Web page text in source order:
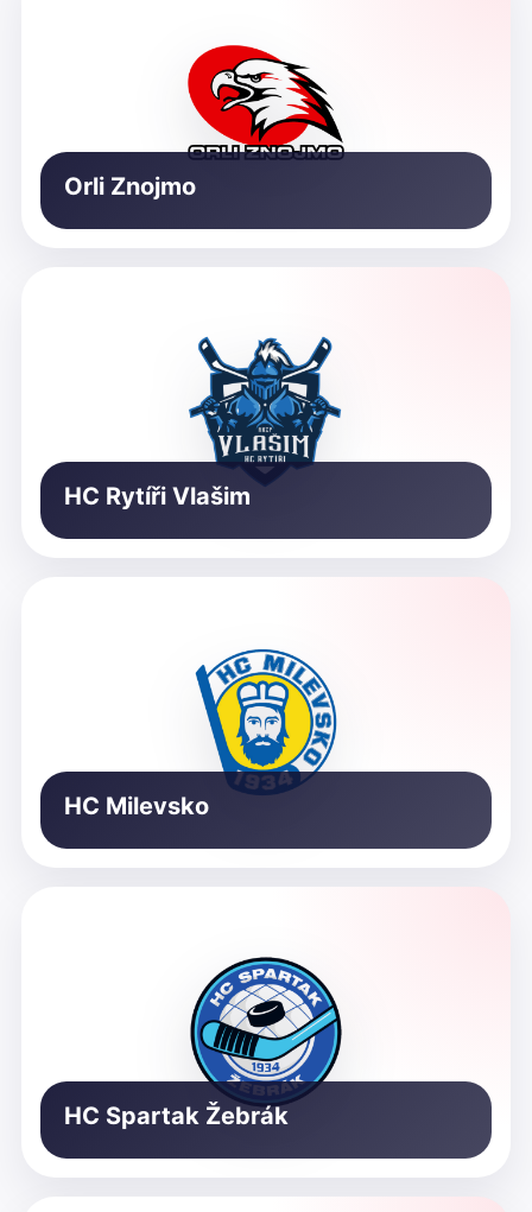
Orli Znojmo
HC Rytíři Vlašim
HC Milevsko
HC Spartak Žebrák